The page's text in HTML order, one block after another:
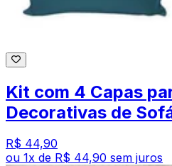
Kit com 4 Capas
Decorativas de
R$ 44,90
ou 1x de R$ 44,90 sem juros